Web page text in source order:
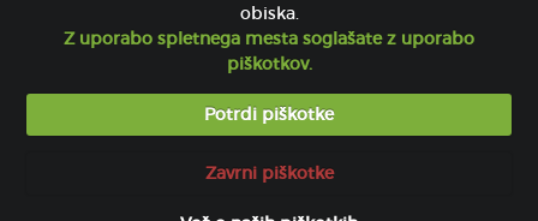
obiska.
Z uporabo spletnega mesta soglašate z uporabo
piškotkov.
Potrdi piškotke
Zavrni piškotke